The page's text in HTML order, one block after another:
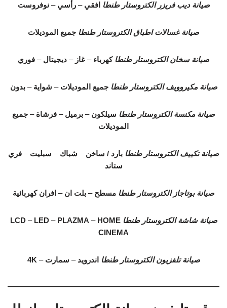
صيانة ديب فريزر الكتروستار طنطا افقي –رأسي –نوفروست
صيانة غسالات اطباق الكتروستار طنطا جميع الموديلات
صيانة سخان الكتروستار طنطا كهرباء – غاز – ديجيتال – فوري
صيانة مكيروويف الكتروستار طنطا جميع الموديلات – شواية –بدون
صيانة مكنسة الكتروستار طنطا سيلكون – برميل – فرشاة – جميع
الموديلات
صيانة تكييف الكتروستار طنطا بارد / ساخن – شباك – سبليت – فري
ستاند
صيانة بوتاجاز الكتروستار طنطا مسطح – بلت ان – افران كهربائية
صيانة شاشة الكتروستار طنطا LCD– LED– PLAZMA – HOME
CINEMA
صيانة تلفزيون الكتروستار طنطا اندرويد – سمارت –
4K